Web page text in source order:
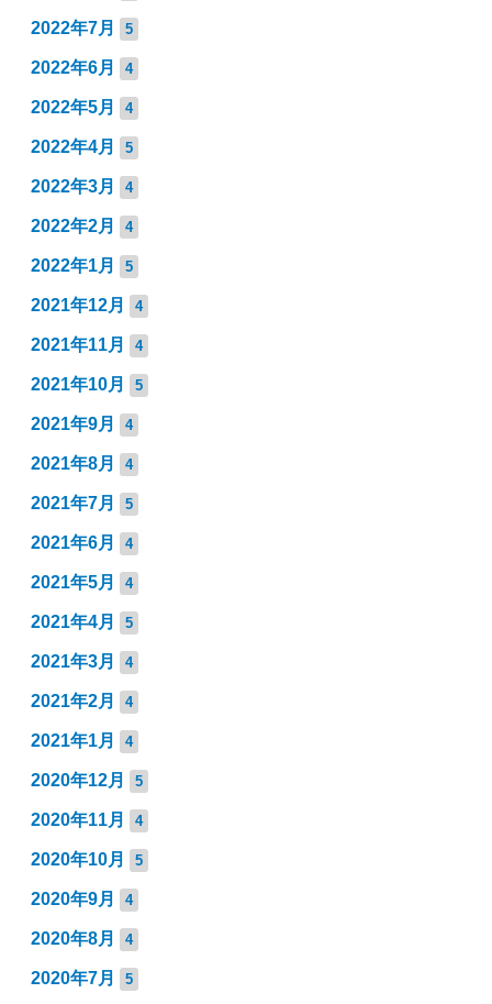
2022年7月 5
2022年6月 4
2022年5月 4
2022年4月 5
2022年3月 4
2022年2月 4
2022年1月 5
2021年12月 4
2021年11月 4
2021年10月 5
2021年9月 4
2021年8月 4
2021年7月 5
2021年6月 4
2021年5月 4
2021年4月 5
2021年3月 4
2021年2月 4
2021年1月 4
2020年12月 5
2020年11月 4
2020年10月 5
2020年9月 4
2020年8月 4
2020年7月 5